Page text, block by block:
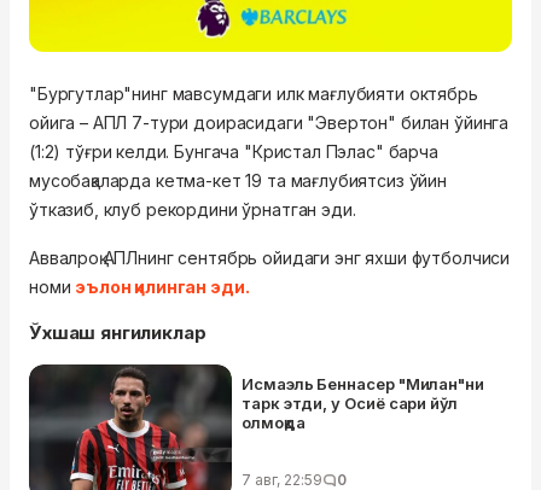
"Бургутлар"нинг мавсумдаги илк мағлубияти октябрь
ойига – АПЛ 7-тури доирасидаги "Эвертон" билан ўйинга
(1:2) тўғри келди. Бунгача "Кристал Пэлас" барча
мусобақаларда кетма-кет 19 та мағлубиятсиз ўйин
ўтказиб, клуб рекордини ўрнатган эди.
Аввалроқ АПЛнинг сентябрь ойидаги энг яхши футболчиси
номи эълон қилинган эди.
Ўхшаш янгиликлар
Исмаэль Беннасер "Милан"ни
тарк этди, у Осиё сари йўл
олмоқда
7 авг, 22:59 0